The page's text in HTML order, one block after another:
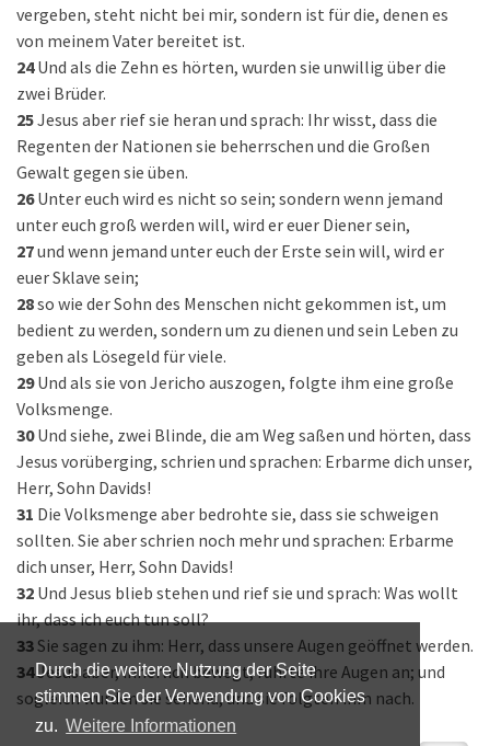
Durch die weitere Nutzung der Seite
stimmen Sie der Verwendung von Cookies
zu. Weitere Informationen
vergeben, steht nicht bei mir, sondern ist für die, denen es
von meinem Vater bereitet ist.
24 Und als die Zehn es hörten, wurden sie unwillig über die
zwei Brüder.
25Jesus aber rief sie heran und sprach: Ihr wisst, dass die
Regenten der Nationen sie beherrschen und die Großen
Gewalt gegen sie üben.
26 Unter euch wird es nicht so sein; sondern wenn jemand
unter euch groß werden will, wird er euer Diener sein,
27und wenn jemand unter euch der Erste sein will, wird er
euer Sklave sein;
28so wie der Sohn des Menschen nicht gekommen ist, um
bedient zu werden, sondern um zu dienen und sein Leben zu
geben als Lösegeld für viele.
29 Und als sie von Jericho auszogen, folgte ihm eine große
Volksmenge.
30 Und siehe, zwei Blinde, die am Weg saßen und hörten, dass
Jesus vorüberging, schrien und sprachen: Erbarme dich unser,
Herr, Sohn Davids!
31 Die Volksmenge aber bedrohte sie, dass sie schweigen
sollten. Sie aber schrien noch mehr und sprachen: Erbarme
dich unser, Herr, Sohn Davids!
32 Und Jesus blieb stehen und rief sie und sprach: Was wollt
ihr, dass ich euch tun soll?
33Sie sagen zu ihm: Herr, dass unsere Augen geöffnet werden.
34Jesus aber, innerlich bewegt, rührte ihre Augen an; und
sogleich wurden sie sehend, und sie folgten ihm nach.